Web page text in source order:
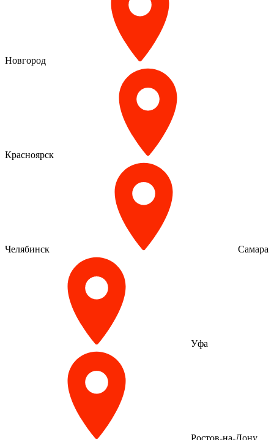
Новгород
Красноярск
Челябинск Самара
Уфа
Ростов-на-Дону